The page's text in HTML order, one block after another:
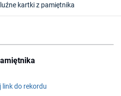
luźne kartki z pamiętnika
link do rekordu